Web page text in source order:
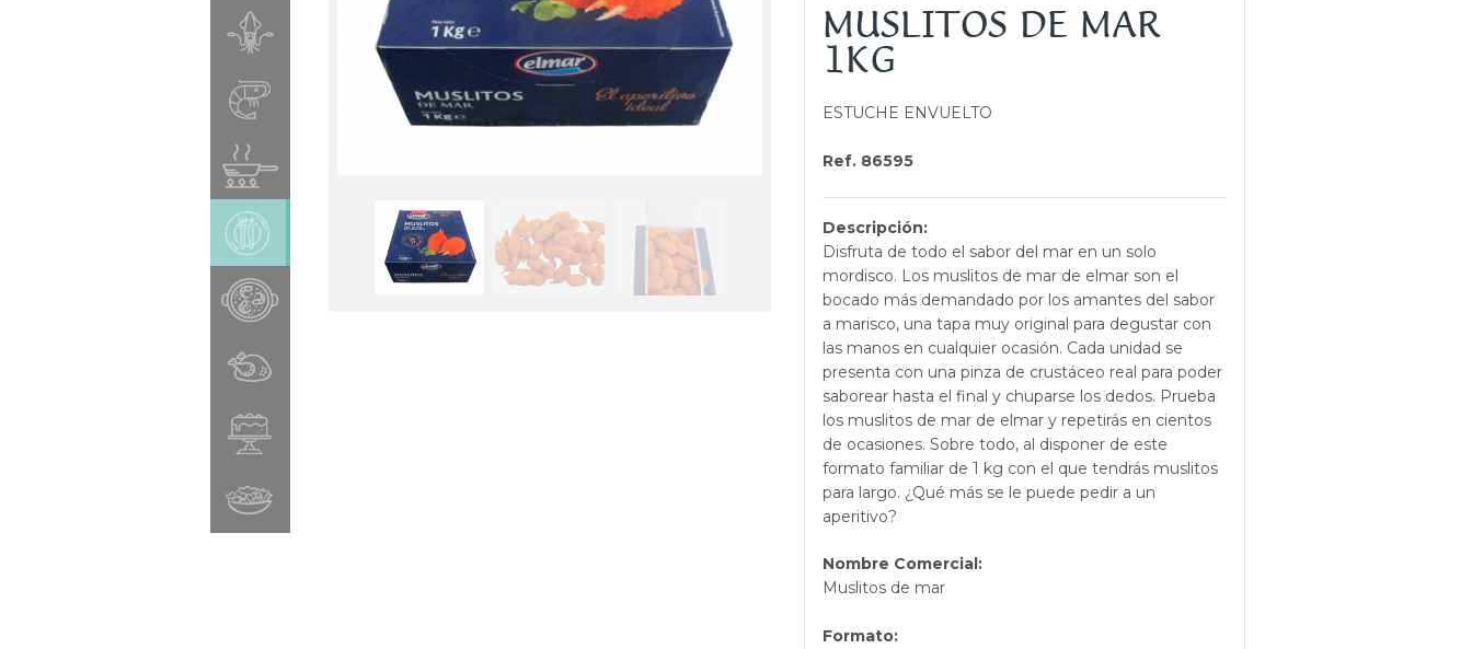
MUSLITOS DE MAR
1KG
ESTUCHE ENVUELTO
Ref. 86595
Descripción:
Disfruta de todo el sabor del mar en un solo
mordisco. Los muslitos de mar de elmar son el
bocado más demandado por los amantes del sabor
a marisco, una tapa muy original para degustar con
las manos en cualquier ocasión. Cada unidad se
presenta con una pinza de crustáceo real para poder
saborear hasta el final y chuparse los dedos. Prueba
los muslitos de mar de elmar y repetirás en cientos
de ocasiones. Sobre todo, al disponer de este
formato familiar de 1 kg con el que tendrás muslitos
para largo. ¿Qué más se le puede pedir a un
aperitivo?
Nombre Comercial:
Muslitos de mar
Formato: